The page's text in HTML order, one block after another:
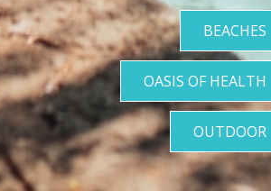
BEACHES
OASIS OF HEALTH
OUTDOOR